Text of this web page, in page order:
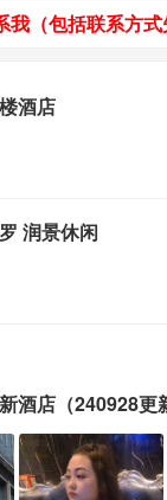
（包括联系方式
酒店
润景休闲
酒店（240928更